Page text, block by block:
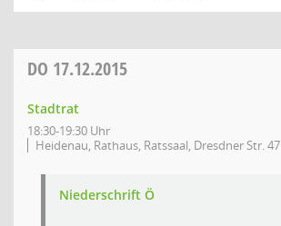
DO 17.12.2015
Stadtrat
18:30-19:30 Uhr
Heidenau, Rathaus, Ratssaal, Dresdner Str. 47
Niederschrift Ö